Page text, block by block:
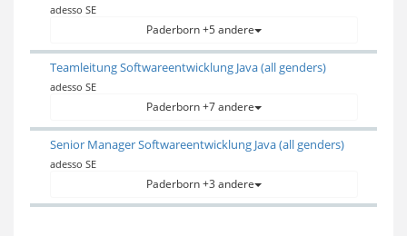
adesso SE
Paderborn +5 andere
Teamleitung Softwareentwicklung Java (all genders)
adesso SE
Paderborn +7 andere
Senior Manager Softwareentwicklung Java (all genders)
adesso SE
Paderborn +3 andere